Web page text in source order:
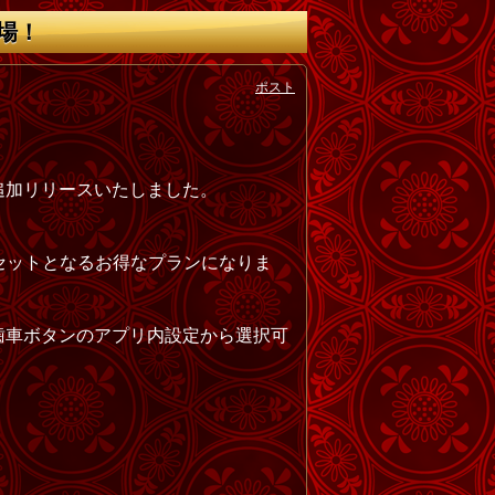
！
ポスト
リリースいたしました。
トとなるお得なプランになりま
ボタンのアプリ内設定から選択可